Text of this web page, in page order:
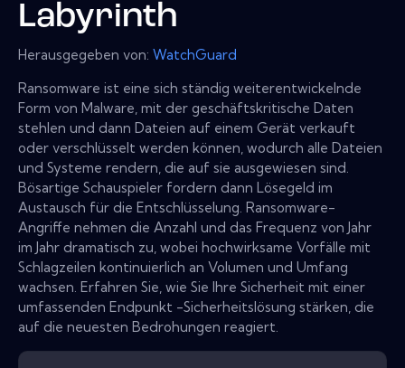
Labyrinth
Herausgegeben von: WatchGuard
Ransomware ist eine sich ständig weiterentwickelnde
Form von Malware, mit der geschäftskritische Daten
stehlen und dann Dateien auf einem Gerät verkauft
oder verschlüsselt werden können, wodurch alle Dateien
und Systeme rendern, die auf sie ausgewiesen sind.
Bösartige Schauspieler fordern dann Lösegeld im
Austausch für die Entschlüsselung. Ransomware-
Angriffe nehmen die Anzahl und das Frequenz von Jahr
im Jahr dramatisch zu, wobei hochwirksame Vorfälle mit
Schlagzeilen kontinuierlich an Volumen und Umfang
wachsen. Erfahren Sie, wie Sie Ihre Sicherheit mit einer
umfassenden Endpunkt -Sicherheitslösung stärken, die
auf die neuesten Bedrohungen reagiert.